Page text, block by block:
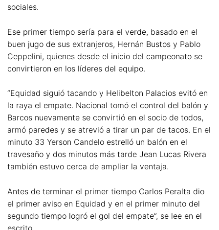
sociales.
Ese primer tiempo sería para el verde, basado en el
buen jugo de sus extranjeros, Hernán Bustos y Pablo
Ceppelini, quienes desde el inicio del campeonato se
convirtieron en los líderes del equipo.
“Equidad siguió tacando y Helibelton Palacios evitó en
la raya el empate. Nacional tomó el control del balón y
Barcos nuevamente se convirtió en el socio de todos,
armó paredes y se atrevió a tirar un par de tacos. En el
minuto 33 Yerson Candelo estrelló un balón en el
travesaño y dos minutos más tarde Jean Lucas Rivera
también estuvo cerca de ampliar la ventaja.
Antes de terminar el primer tiempo Carlos Peralta dio
el primer aviso en Equidad y en el primer minuto del
segundo tiempo logró el gol del empate”, se lee en el
escrito.